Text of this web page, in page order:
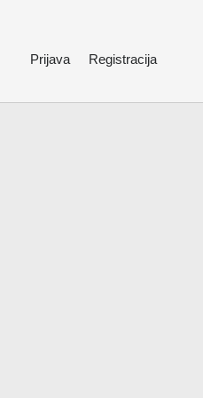
Prijava Registracija